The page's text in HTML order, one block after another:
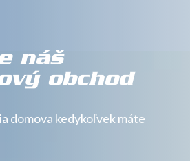
sa
už dnes
náš
obchod
domova kedykoľvek máte